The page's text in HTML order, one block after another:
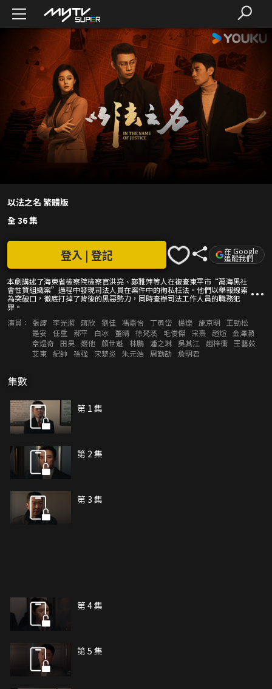
以法之名 繁體版
全 36 集
本劇講述了海東省檢察院檢察官洪亮、鄭雅萍等人在複查東平市“萬海黑社
會性質組織案”過程中發現司法人員在案件中的徇私枉法。他們以舉報線索
為突破口，徹底打掉了背後的黑惡勢力，同時查辦司法工作人員的職務犯
罪。
登入 | 登記 在 Google
追蹤我們
演員： 張譯 李光潔 蔣欣 劉佳 馮嘉怡 丁勇岱 楊爍 施京明 王勁松
是安
任重 郝平 白冰 董晴 徐梵溪 毛俊傑 宋熹 趙煊 金澤灝
章煜奇
田昊 姬他 顏世魁 林鵬 潘之琳 吳其江 趙梓衝 王藝荻
艾東
紀帥 孫強 宋楚炎 朱元浩 周勱劼 詹明君
集數
第 1 集
第 2 集
第 3 集
第 4 集
第 5 集